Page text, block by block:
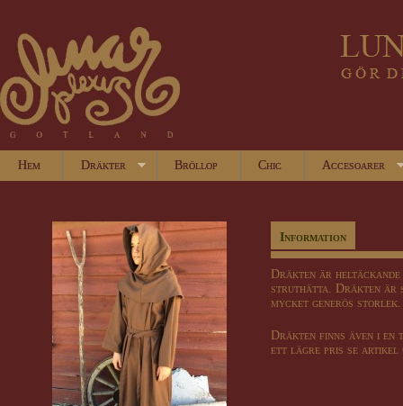
Hem Dräkter Bröllop Chic Accesoarer
Information
Dräkten är
struthätta. Dräkten är
mycket generös storlek.
Dräkten finns även i
ett lägre pris se artikel